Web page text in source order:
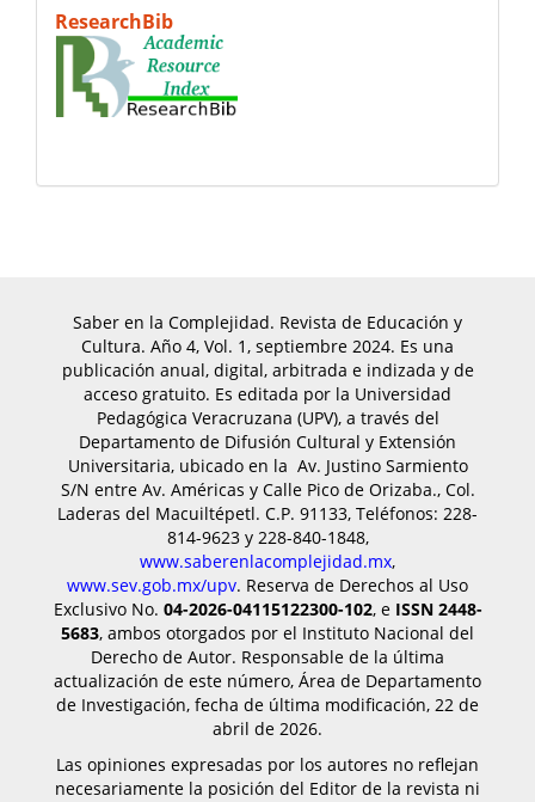
ResearchBib
Saber en la Complejidad. Revista de Educación y
Cultura. Año 4, Vol. 1, septiembre 2024. Es una
publicación anual, digital, arbitrada e indizada y de
acceso gratuito. Es editada por ​la Universidad
Pedagógica Veracruzana (UPV), a través del
Departamento de Difusión Cultural y Extensión
Universitaria, ubicado en la Av. Justino Sarmiento
S/N entre Av. Américas y Calle Pico de Orizaba., Col.
Laderas del Macuiltépetl. C.P. 91133, Teléfonos: 228-
814-9623 y 228-840-1848,
www.saberenlacomplejidad.mx,
www.sev.gob.mx/upv. Reserva de Derechos al Uso
Exclusivo No. 04-2026-04115122300-102, e ISSN 2448-
5683, ambos otorgados por el Instituto Nacional del
Derecho de Autor. Responsable de la última
actualización de este número, Área de Departamento
de Investigación, fecha de última modificación, 22 de
abril de 2026.
Las opiniones expresadas por los autores no reflejan
necesariamente la posición del Editor de la revista ni